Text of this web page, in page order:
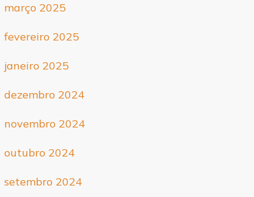
março 2025
fevereiro 2025
janeiro 2025
dezembro 2024
novembro 2024
outubro 2024
setembro 2024